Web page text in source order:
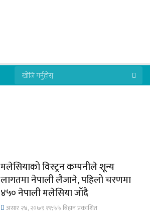
मलेसियाको विस्ट्रन कम्पनीले शून्य
लागतमा नेपाली लैजाने, पहिलो चरणमा
४५० नेपाली मलेसिया जाँदै
असार २४, २०७९ ११;५५ बिहान प्रकाशित